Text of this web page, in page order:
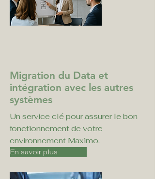
Migration du Data et
intégration avec les autres
systèmes
Un service clé pour assurer le bon
fonctionnement de votre
environnement Maximo.
En savoir plus